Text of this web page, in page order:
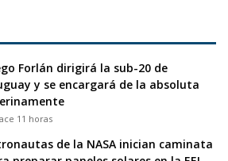
Forlán dirigirá la sub-20 de
y se encargará de la absoluta
11 horas
de la NASA inician caminata